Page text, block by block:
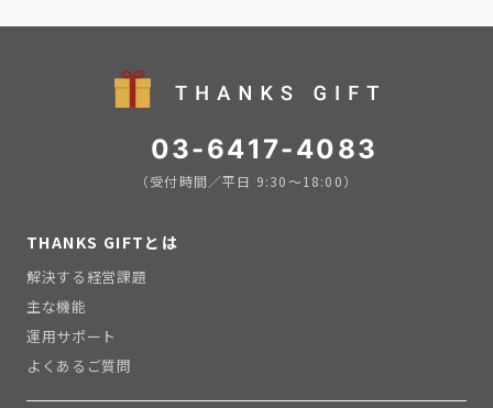
03-6417-4083
（受付時間／平日 9:30〜18:00）
THANKS GIFTとは
解決する経営課題
主な機能
運用サポート
よくあるご質問